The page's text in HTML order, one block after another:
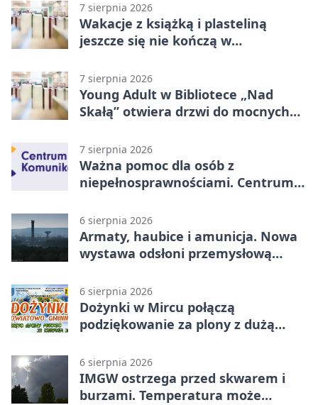
7 sierpnia 2026
Wakacje z książką i plasteliną
jeszcze się nie kończą w
7 sierpnia 2026
Young Adult w Bibliotece „Nad
Skałą” otwiera drzwi do mocnych
7 sierpnia 2026
Ważna pomoc dla osób z
niepełnosprawnościami. Centrum
6 sierpnia 2026
Armaty, haubice i amunicja. Nowa
wystawa odsłoni przemysłową
6 sierpnia 2026
Dożynki w Mircu połączą
podziękowanie za plony z dużą
6 sierpnia 2026
IMGW ostrzega przed skwarem i
burzami. Temperatura może